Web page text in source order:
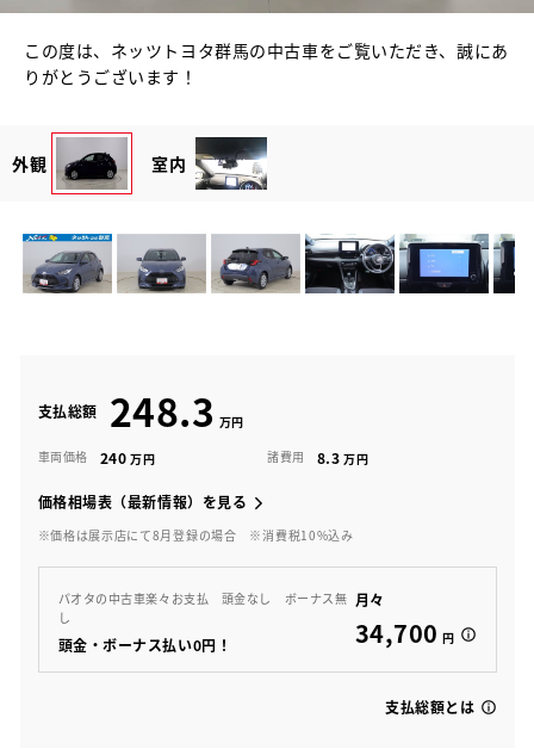
この度は、ネッツトヨタ群馬の中古車をご覧いただき、誠にあ
りがとうございます！
外観 室内
支払総額 248.3
車両価格 240 諸費用 8.3
価格相場表（最新情報）を見る
※価格は展示店にて8月登録の場合 ※消費税10%込み
パオタの中古車楽々お支払 頭金なし ボーナス無
し
頭金・ボーナス払い0円！
月々
34,700 円
支払総額とは